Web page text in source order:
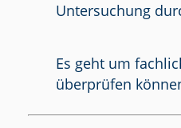
Untersuchung
Es geht um
überprüfen